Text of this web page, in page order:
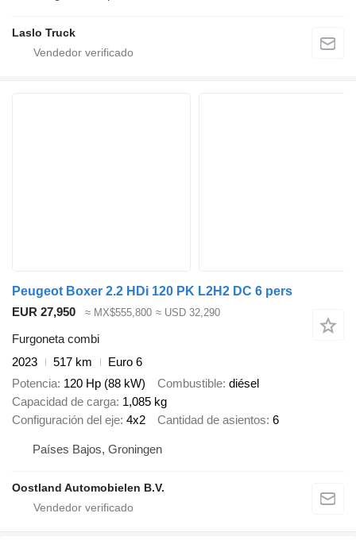
Laslo Truck
Peugeot Boxer 2.2 HDi 120 PK L2H2 DC 6 pers
EUR 27,950
≈ MX$555,800 ≈ USD 32,290
Furgoneta combi
2023
517 km
Euro 6
Potencia 120 Hp (88 kW) Combustible diésel
Capacidad de carga 1,085 kg
Configuración del eje 4x2 Cantidad de asientos 6
Países Bajos, Groningen
Oostland Automobielen B.V.